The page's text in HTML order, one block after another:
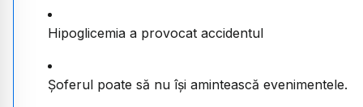
Hipoglicemia a provocat accidentul
Șoferul poate să nu își amintească evenimentele.